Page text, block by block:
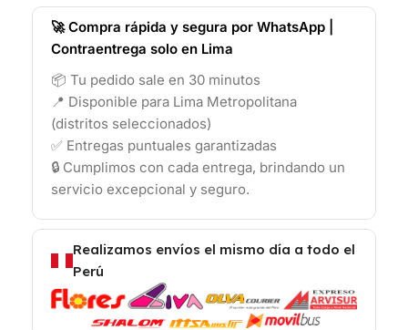
🚀 Compra rápida y segura por WhatsApp |
Contraentrega solo en Lima
📦 Tu pedido sale en 30 minutos
📍 Disponible para Lima Metropolitana
(distritos seleccionados)
✅ Entregas puntuales garantizadas
🔒 Cumplimos con cada entrega, brindando un
servicio excepcional y seguro.
Realizamos envíos el mismo día a todo el
Perú